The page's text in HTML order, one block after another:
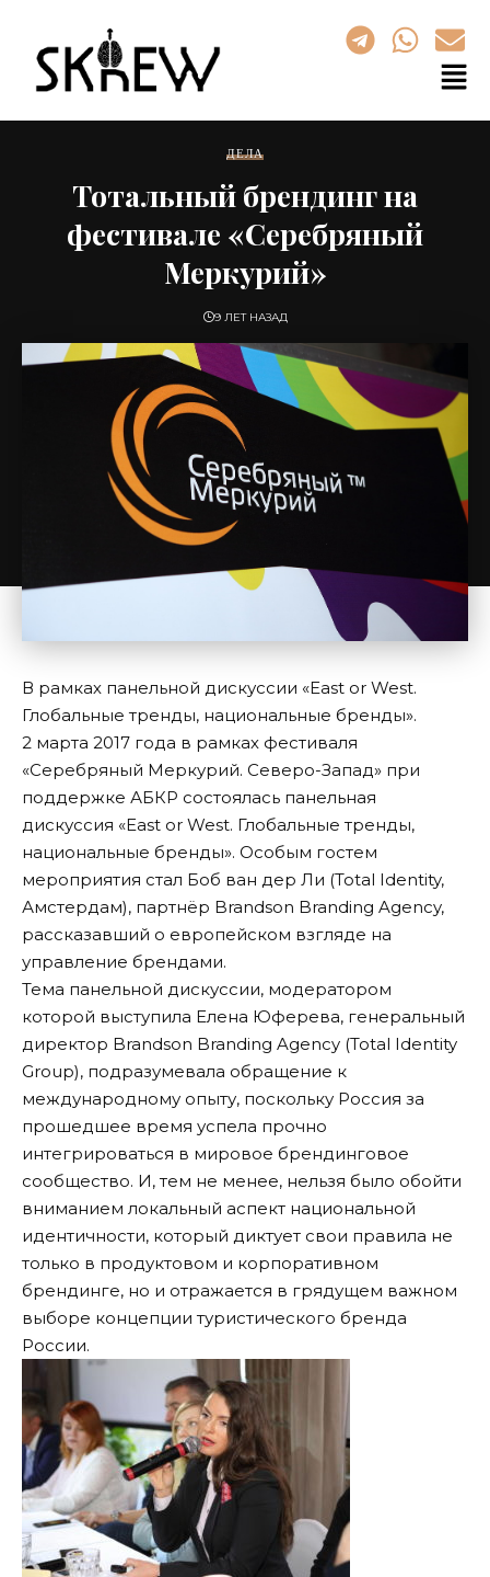
ДЕЛА
Тотальный брендинг на
фестивале «Серебряный
Меркурий»
9 ЛЕТ НАЗАД
В рамках панельной дискуссии «East or West.
Глобальные тренды, национальные бренды».
2 марта 2017 года в рамках фестиваля
«Серебряный Меркурий. Северо-Запад» при
поддержке АБКР состоялась панельная
дискуссия «East or West. Глобальные тренды,
национальные бренды». Особым гостем
мероприятия стал Боб ван дер Ли (Total Identity,
Амстердам), партнёр Brandson Branding Agency,
рассказавший о европейском взгляде на
управление брендами.
Тема панельной дискуссии, модератором
которой выступила Елена Юферева, генеральный
директор Brandson Branding Agency (Total Identity
Group), подразумевала обращение к
международному опыту, поскольку Россия за
прошедшее время успела прочно
интегрироваться в мировое брендинговое
сообщество. И, тем не менее, нельзя было обойти
вниманием локальный аспект национальной
идентичности, который диктует свои правила не
только в продуктовом и корпоративном
брендинге, но и отражается в грядущем важном
выборе концепции туристического бренда
России.